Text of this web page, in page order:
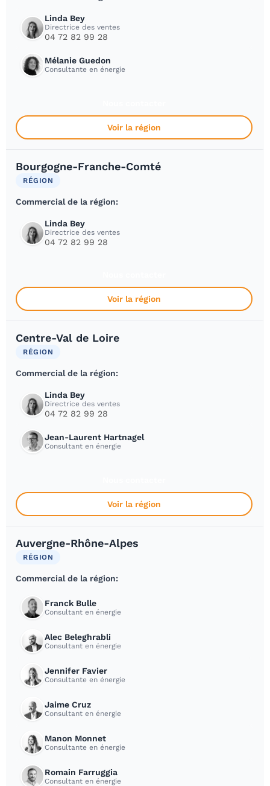
Linda Bey
Directrice des ventes
04 72 82 99 28
Mélanie Guedon
Consultante en énergie
Voir la région
Bourgogne-Franche-Comté
RÉGION
Commercial de la région:
Linda Bey
Directrice des ventes
04 72 82 99 28
Voir la région
Centre-Val de Loire
RÉGION
Commercial de la région:
Linda Bey
Directrice des ventes
04 72 82 99 28
Jean-Laurent Hartnagel
Consultant en énergie
Voir la région
Auvergne-Rhône-Alpes
RÉGION
Commercial de la région:
Franck Bulle
Consultant en énergie
Alec Beleghrabli
Consultant en énergie
Jennifer Favier
Consultante en énergie
Jaime Cruz
Consultant en énergie
Manon Monnet
Consultante en énergie
Romain Farruggia
Consultant en énergie